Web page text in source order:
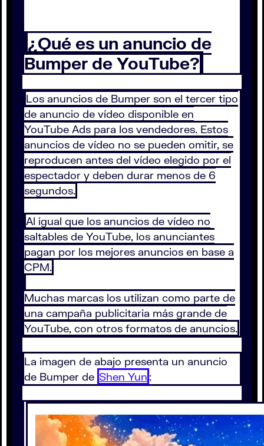
¿Qué es un anuncio de
Bumper de YouTube?
Los anuncios de Bumper son el tercer tipo
de anuncio de vídeo disponible en
YouTube Ads para los vendedores. Estos
anuncios de vídeo no se pueden omitir, se
reproducen antes del vídeo elegido por el
espectador y deben durar menos de 6
segundos.
Al igual que los anuncios de vídeo no
saltables de YouTube, los anunciantes
pagan por los mejores anuncios en base a
CPM.
Muchas marcas los utilizan como parte de
una campaña publicitaria más grande de
YouTube, con otros formatos de anuncios.
La imagen de abajo presenta un anuncio
de Bumper de Shen Yun :